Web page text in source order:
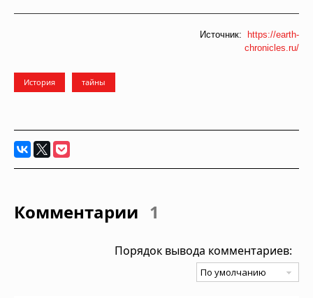
Источник:
https://earth-
chronicles.ru/
История тайны
Комментарии 1
Порядок вывода комментариев: